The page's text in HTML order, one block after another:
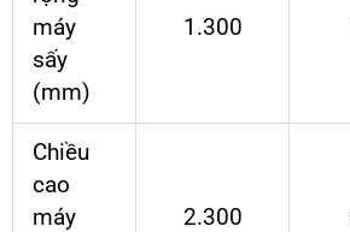
máy
sấy
(mm)
1.300
Chiều
cao
máy
2.300